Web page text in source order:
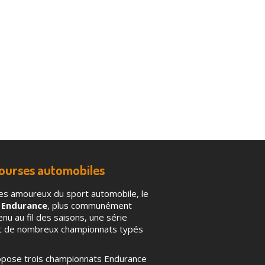
automobiles
amoureux du sport automobile, le
, plus communément
au fil des saisons, une série
nombreux championnats typés
trois championnats Endurance